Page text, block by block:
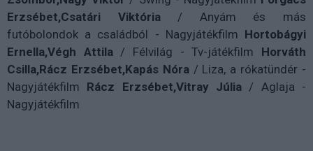
Erzsébet,Csatári Viktória / Anyám és más
futóbolondok a családból - Nagyjátékfilm Hortobágyi
Ernella,Végh Attila/ Félvilág - Tv-játékfilm Horváth
Csilla,Rácz Erzsébet,Kapás Nóra/ Liza, a rókatündér -
Nagyjátékfilm Rácz Erzsébet,Vitray Júlia / Aglaja -
Nagyjátékfilm